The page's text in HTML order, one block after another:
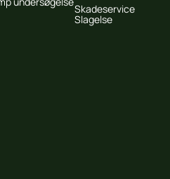
Skadeservice
Slagelse